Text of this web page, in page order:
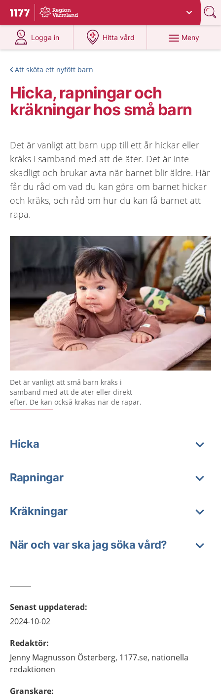
Till startsidan för 1177
Du har valt region
Logga in
på 1177.se
Hitta vård
på 1177.se
Meny
Att sköta ett nyfött barn
Hicka, rapningar och
kräkningar hos små barn
Det är vanligt att barn upp till ett år hickar eller
kräks i samband med att de äter. Det är inte
skadligt och brukar avta när barnet blir äldre. Här
får du råd om vad du kan göra om barnet hickar
och kräks, och råd om hur du kan få barnet att
rapa.
Det är vanligt att små barn kräks i
samband med att de äter eller direkt
efter. De kan också kräkas när de rapar.
Hicka
Rapningar
Kräkningar
När och var ska jag söka vård?
Senast uppdaterad:
2024-10-02
Redaktör:
Jenny Magnusson Österberg, 1177.se, nationella
redaktionen
Granskare: